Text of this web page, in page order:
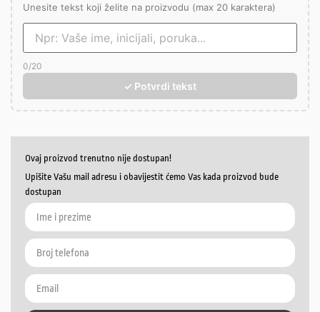
Unesite tekst koji želite na proizvodu (max 20 karaktera)
0/20
✓ Potvrdi tekst
Ovaj proizvod trenutno nije dostupan!
Upišite Vašu mail adresu i obavijestit ćemo Vas kada proizvod bude
dostupan